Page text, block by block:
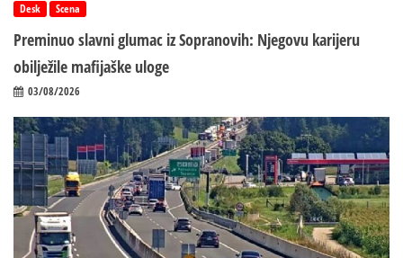
Desk Scena
Preminuo slavni glumac iz Sopranovih: Njegovu karijeru
obilježile mafijaške uloge
03/08/2026